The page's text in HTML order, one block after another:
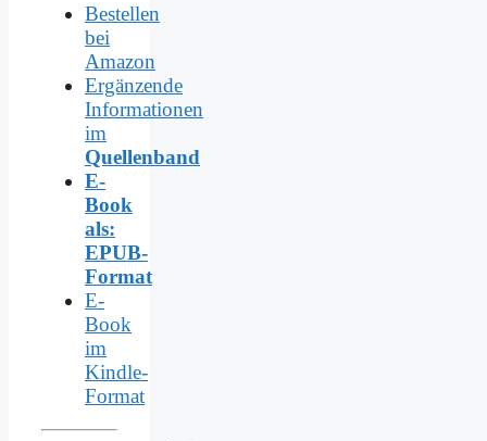
Bestellen
bei
Amazon
Ergänzende
Informationen
im
Quellenband
E-
Book
als:
EPUB-
Format
E-
Book
im
Kindle-
Format